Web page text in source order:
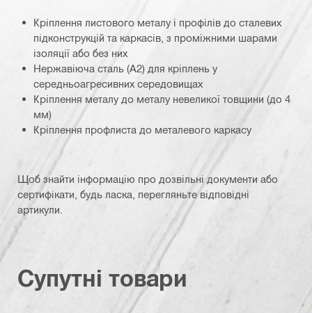
Кріплення листового металу і профілів до сталевих
підконструкцій та каркасів, з проміжними шарами
ізоляції або без них
Нержавіюча сталь (A2) для кріплень у
середньоагресивних середовищах
Кріплення металу до металу невеликої товщини (до 4
мм)
Кріплення профлиста до металевого каркасу
Щоб знайти інформацію про дозвільні документи або
сертифікати, будь ласка, перегляньте відповідні
артикули.
Супутні товари